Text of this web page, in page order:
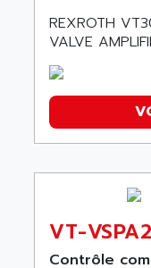
REXROTH
VALVE
VT-
Contrôle